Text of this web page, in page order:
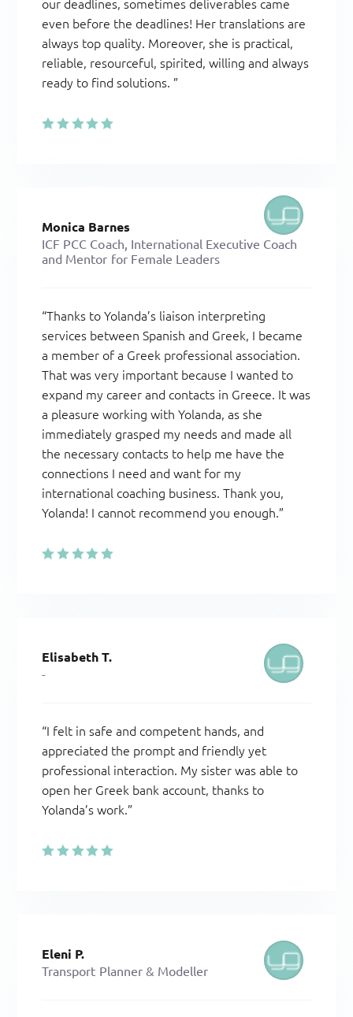
even before the deadlines! Her translations are
always top quality. Moreover, she is practical,
reliable, resourceful, spirited, willing and always
ready to find solutions.”
Monica Barnes
ICF PCC Coach International Executive Coach
and Mentor for Female Leaders
“Thanks to Yolanda’s liaison interpreting
services between Spanish and Greek, I became
a member of a Greek professional association.
That was very important because I wanted to
expand my career and contacts in Greece. It was
a pleasure working with Yolanda, as she
immediately grasped my needs and made all
the necessary contacts to help me have the
connections I need and want for my
international coaching business. Thank you,
Yolanda! I cannot recommend you enough.”
Elisabeth T.
-
“I felt in safe and competent hands, and
appreciated the prompt and friendly yet
professional interaction. My sister was able to
open her Greek bank account, thanks to
Yolanda’s work.”
Eleni P.
Transport Planner & Modeller